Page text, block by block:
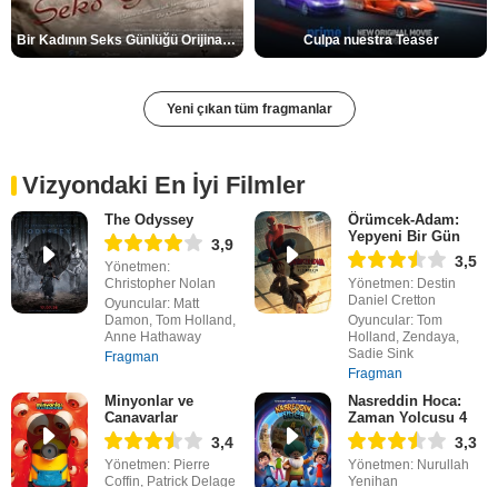
Bir Kadının Seks Günlüğü Orijinal Fragman Culpa nuestra Teaser
Yeni çıkan tüm fragmanlar
Vizyondaki En İyi Filmler
The Odyssey
3,9
Yönetmen:
Christopher Nolan
Oyuncular: Matt
Damon, Tom Holland,
Anne Hathaway
Fragman
Örümcek-Adam:
Yepyeni Bir Gün
3,5
Yönetmen: Destin
Daniel Cretton
Oyuncular: Tom
Holland, Zendaya,
Sadie Sink
Fragman
Minyonlar ve
Canavarlar
3,4
Yönetmen: Pierre
Coffin, Patrick Delage
Nasreddin Hoca:
Zaman Yolcusu 4
3,3
Yönetmen: Nurullah
Yenihan